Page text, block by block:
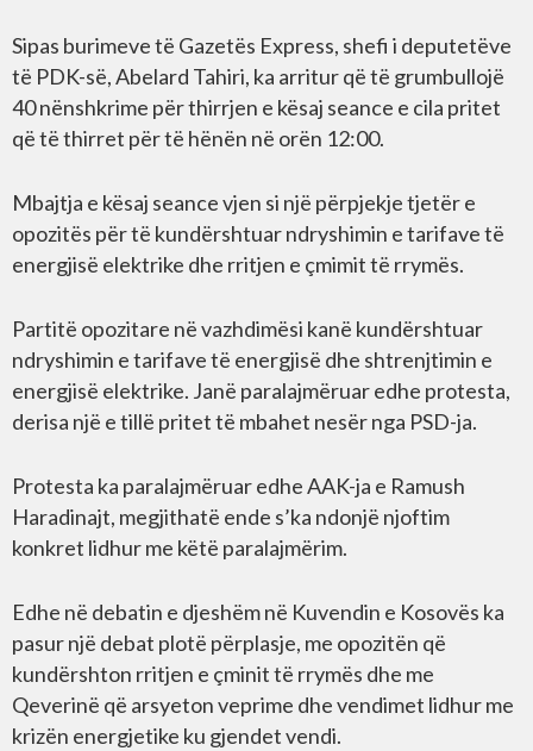
Sipas burimeve të Gazetës Express, shefi i deputetëve
të PDK-së, Abelard Tahiri, ka arritur që të grumbullojë
40 nënshkrime për thirrjen e kësaj seance e cila pritet
që të thirret për të hënën në orën 12:00.
Mbajtja e kësaj seance vjen si një përpjekje tjetër e
opozitës për të kundërshtuar ndryshimin e tarifave të
energjisë elektrike dhe rritjen e çmimit të rrymës.
Partitë opozitare në vazhdimësi kanë kundërshtuar
ndryshimin e tarifave të energjisë dhe shtrenjtimin e
energjisë elektrike. Janë paralajmëruar edhe protesta,
derisa një e tillë pritet të mbahet nesër nga PSD-ja.
Protesta ka paralajmëruar edhe AAK-ja e Ramush
Haradinajt, megjithatë ende s’ka ndonjë njoftim
konkret lidhur me këtë paralajmërim.
Edhe në debatin e djeshëm në Kuvendin e Kosovës ka
pasur një debat plotë përplasje, me opozitën që
kundërshton rritjen e çminit të rrymës dhe me
Qeverinë që arsyeton veprime dhe vendimet lidhur me
krizën energjetike ku gjendet vendi.